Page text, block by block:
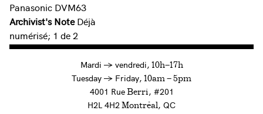
Panasonic DVM63
Archivist's NoteDéjà
numérisé; 1 de 2
Mardi →à
vendredi, 10h—17h
Tuesday →toFriday, 10am — 5pm
4001 RueBerri, #201
H2L 4H2 Montréal, QC